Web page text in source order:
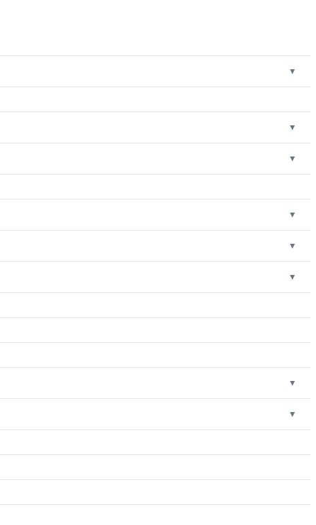
▼
▼
▼
▼
▼
▼
▼
▼